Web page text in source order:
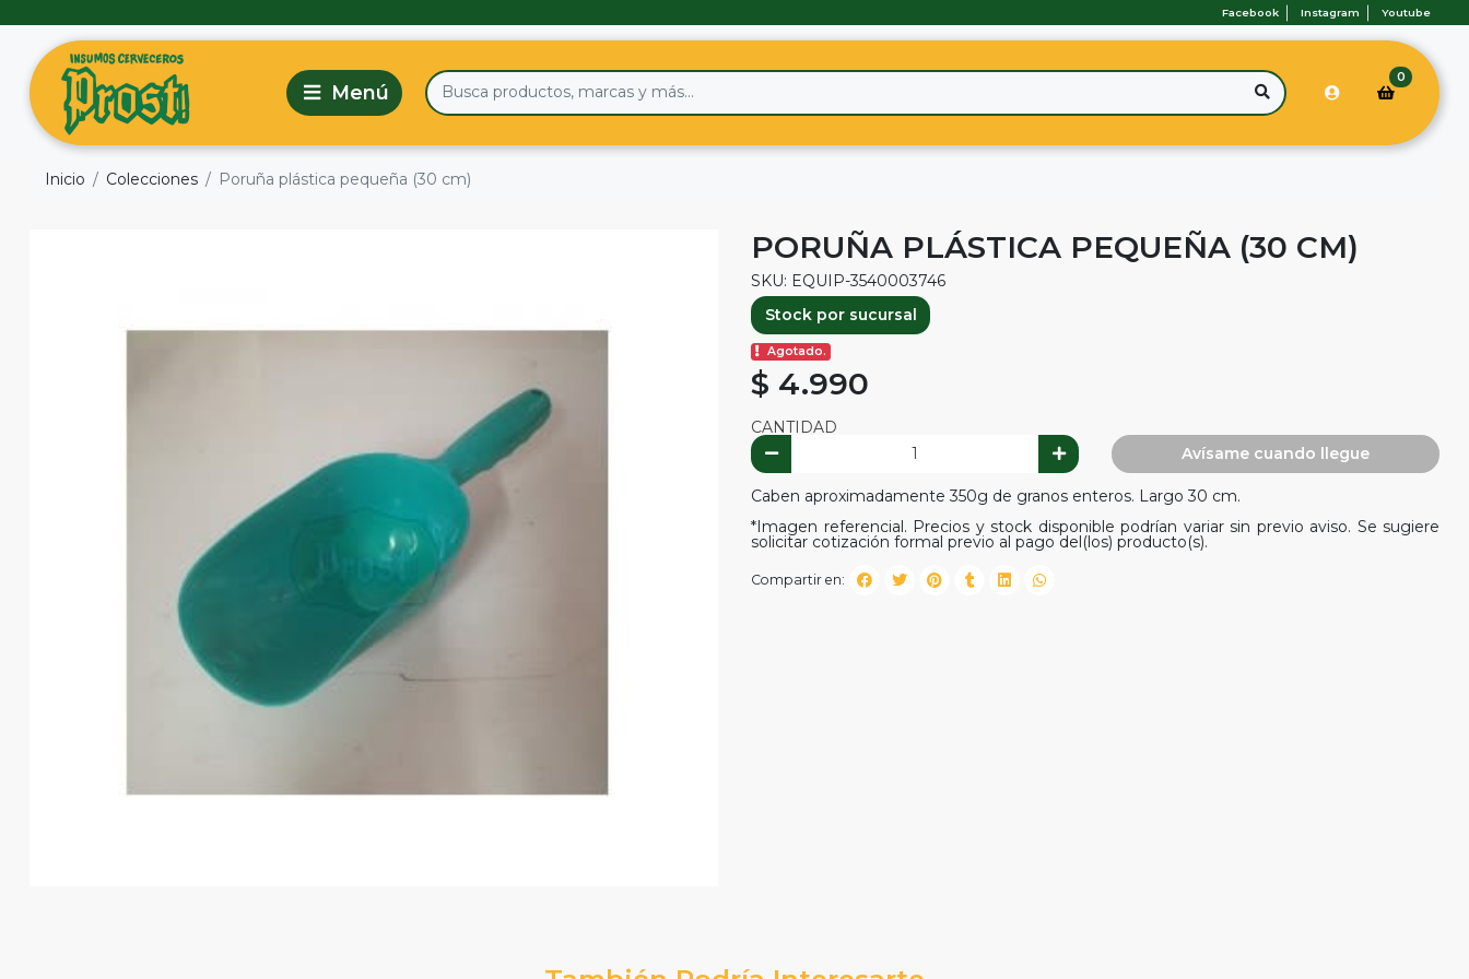
Facebook Instagram Youtube
0
Inicio Colecciones Poruña plástica pequeña (30 cm)
PORUÑA PLÁSTICA PEQUEÑA (30 CM)
SKU: EQUIP-3540003746
Stock por sucursal
Agotado.
$ 4.990
CANTIDAD
Avísame cuando llegue
Caben aproximadamente 350g de granos enteros. Largo 30 cm.
*Imagen referencial. Precios y stock disponible podrían variar sin previo aviso. Se sugiere
solicitar cotización formal previo al pago del(los) producto(s).
Compartir en: